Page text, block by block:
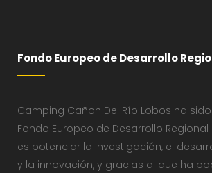
Fondo Europeo de Desarrollo
Camping Cañon Del Río Lobos ha
Fondo Europeo de Desarrollo
es potenciar la investigación, el
y la innovación, y gracias al que ha